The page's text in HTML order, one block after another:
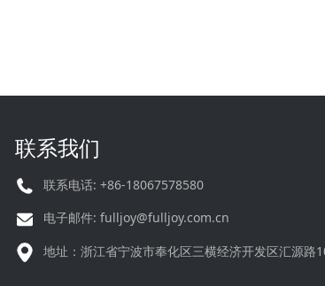
联系我们
联系电话: +86-18067578580
电子邮件:fulljoy@fulljoy.com.cn
地址：浙江省宁波市奉化区三横经济开发区汇源路